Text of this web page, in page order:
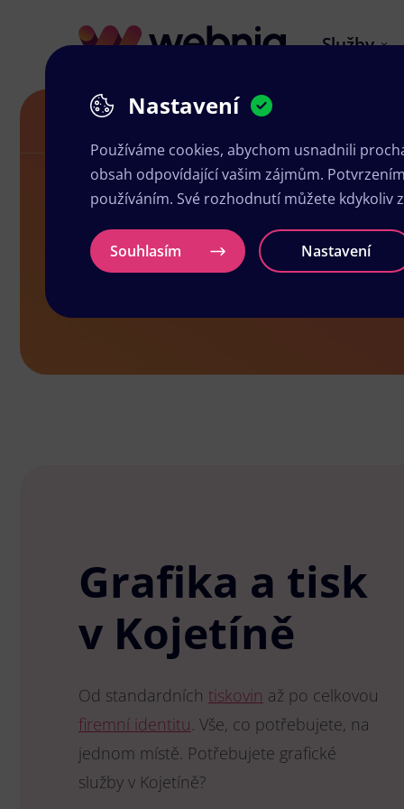
Služby
Grafika a tisk Kojetín
Grafika a
Grafika a tisk
v Kojetíně
Od standardních tiskovin až po celkovou
firemní identitu. Vše, co potřebujete, na
jednom místě. Potřebujete grafické
služby v Kojetíně?
Nastavení
Používáme cookies, abychom usnadnili
obsah odpovídající vašim zájmům.
používáním. Své rozhodnutí můžete kdykoliv
Souhlasím Nastavení